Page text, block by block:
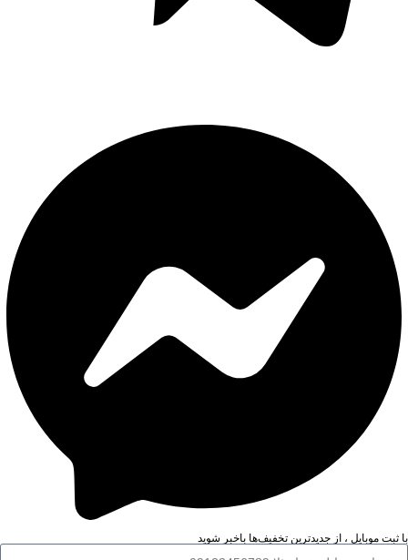
با ثبت موبایل ، از جدید‌ترین تخفیف‌ها با‌خبر شوید